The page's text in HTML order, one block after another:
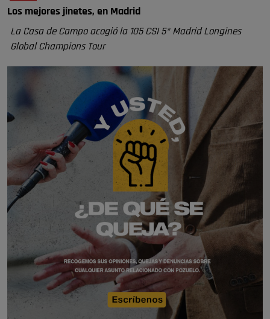
Los mejores jinetes, en Madrid
La Casa de Campo acogió la 105 CSI 5* Madrid Longines
Global Champions Tour